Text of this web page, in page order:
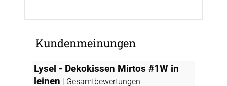
Kundenmeinungen
Lysel - Dekokissen Mirtos #1W in
leinen | Gesamtbewertungen